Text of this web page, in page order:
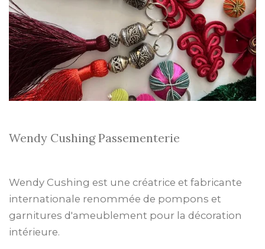
Wendy Cushing Passementerie
Wendy Cushing est une créatrice et fabricante
internationale renommée de pompons et
garnitures d'ameublement pour la décoration
intérieure.